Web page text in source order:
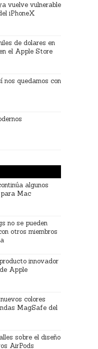
vuelve vulnerable
iPhoneX
de dolares en
el Apple Store
quedamos con
algunos
Mac
no se pueden
otros miembros
innovador
Apple
colores
MagSafe del
sobre el diseño
AirPods